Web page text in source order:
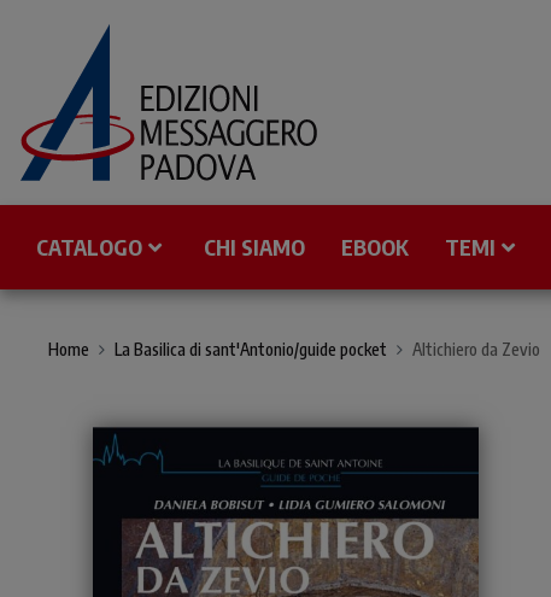
CATALOGO CHI SIAMO EBOOK TEMI
Home La Basilica di sant'Antonio/guide pocket Altichiero da Zevio